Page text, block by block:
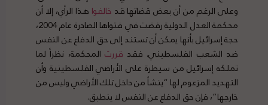
وعلى الرغم من أن بعض قضاتها قد خالفوا هذا الرأي، إلا أن
محكمة العدل الدولية رفضت في فتواها الصادرة عام 2004،
حجة إسرائيل بأنها يمكن أن تستند إلى حق الدفاع عن النفس
ضد الشعب الفلسطيني. فقد قررت المحكمة، نظراً لما
تملكه إسرائيل من سيطرة على الأراضي الفلسطينية وأن
التهديد المزعوم لها “ينشأ من داخل تلك الأراضي وليس من
خارجها”، فإن حق الدفاع عن النفس لا ينطبق.